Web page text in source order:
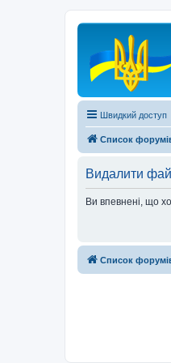
Швидкий доступ
Список
Видалити
Ви впевнені, що
Список